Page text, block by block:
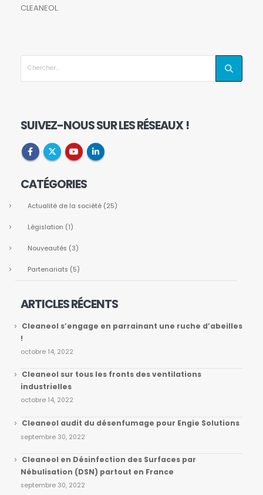
CLEANEOL.
SUIVEZ-NOUS SUR LES RÉSEAUX !
CATÉGORIES
Actualité de la société(25)
Législation (1)
Nouveautés (3)
Partenariats (5)
ARTICLES RÉCENTS
Cleaneol s’engage en parrainant une ruche d’abeilles
!
octobre 14, 2022
Cleaneol sur tous les fronts des ventilations
industrielles
octobre 14, 2022
Cleaneol audit du désenfumage pour Engie Solutions
septembre 30, 2022
Cleaneol en Désinfection des Surfaces par
Nébulisation (DSN) partout en France
septembre 30, 2022